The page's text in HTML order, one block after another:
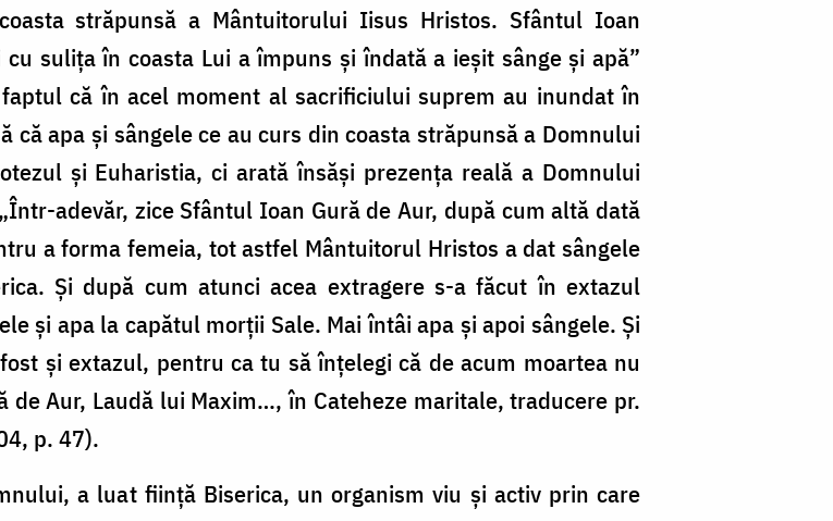
străpunsă a Mântuitorului Iisus Hristos. Sfântul Ioan
suliţa în coasta Lui a împuns şi îndată a ieşit sânge şi apă”
că în acel moment al sacrificiului suprem au inundat în
că apa şi sângele ce au curs din coasta străpunsă a Domnului
şi Euharistia, ci arată însăşi prezenţa reală a Domnului
adevăr, zice Sfântul Ioan Gură de Aur, după cum altă dată
a forma femeia, tot astfel Mântuitorul Hristos a dat sângele
Şi după cum atunci acea extragere s-a făcut în extazul
şi apa la capătul morţii Sale. Mai întâi apa şi apoi sângele. Şi
şi extazul, pentru ca tu să înţelegi că de acum moartea nu
de Aur, Laudă lui Maxim…, în Cateheze maritale, traducere pr.
p. 47).
a luat fiinţă Biserica, un organism viu şi activ prin care